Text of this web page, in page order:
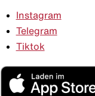
Instagram
Telegram
Tiktok